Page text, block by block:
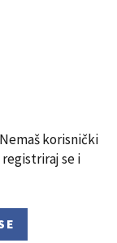
korisnički
se i